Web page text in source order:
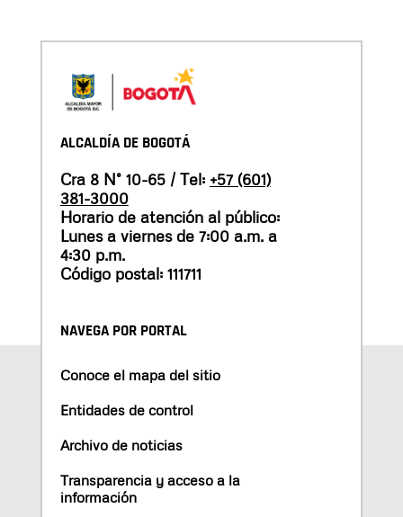
ALCALDÍA DE BOGOTÁ
Cra 8 N° 10-65 / Tel: +57 (601)
381-3000
Horario de atención al público:
Lunes a viernes de 7:00 a.m. a
4:30 p.m.
Código postal: 111711
NAVEGA POR PORTAL
Conoce el mapa del sitio
Entidades de control
Archivo de noticias
Transparencia y acceso a la
información